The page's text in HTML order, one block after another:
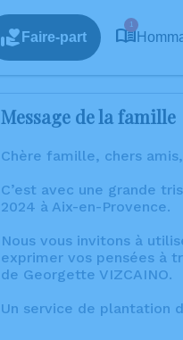
Faire-part
1
Message de la famille
Chère famille, chers amis,
C’est avec une grande
2024 à Aix-en-Provence.
Nous vous invitons à
exprimer vos pensées à
de Georgette VIZCAINO.
Un service de plantation